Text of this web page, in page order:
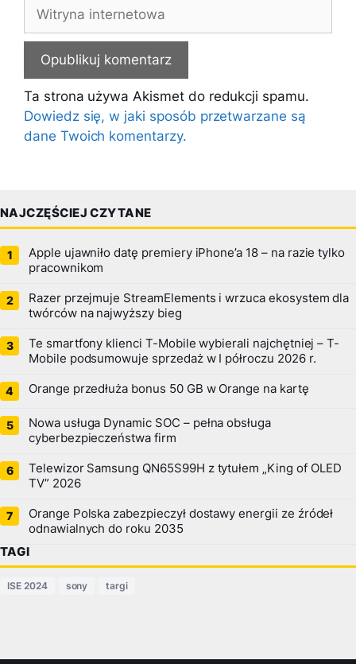
internetowa
Ta strona używa Akismet do redukcji spamu.
Dowiedz się, w jaki sposób przetwarzane są
dane Twoich komentarzy.
NAJCZĘŚCIEJ CZYTANE
Apple ujawniło datę premiery iPhone’a 18 – na razie tylko
pracownikom
Razer przejmuje StreamElements i wrzuca ekosystem dla
twórców na najwyższy bieg
Te smartfony klienci T-Mobile wybierali najchętniej – T-
Mobile podsumowuje sprzedaż w I półroczu 2026 r.
Orange przedłuża bonus 50 GB w Orange na kartę
Nowa usługa Dynamic SOC – pełna obsługa
cyberbezpieczeństwa firm
Telewizor Samsung QN65S99H z tytułem „King of OLED
TV” 2026
Orange Polska zabezpieczył dostawy energii ze źródeł
odnawialnych do roku 2035
TAGI
ISE 2024 sony targi